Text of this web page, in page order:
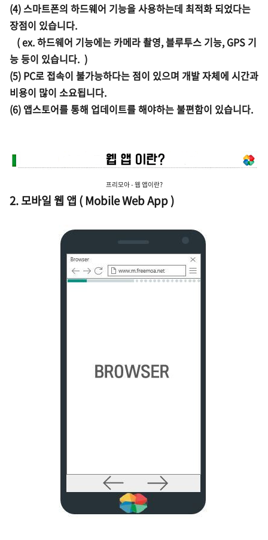
(4) 스마트폰의 하드웨어 기능을 사용하는데 최적화 되었다는
장점이 있습니다.
( ex. 하드웨어 기능에는 카메라 촬영, 블루투스 기능, GPS 기
능 등이 있습니다. )
(5) PC로 접속이 불가능하다는 점이 있으며 개발 자체에 시간과
비용이 많이 소요됩니다.
(6) 앱스토어를 통해 업데이트를 해야하는 불편함이 있습니다.
프리모아 - 웹 앱이란?
2. 모바일 웹 앱 ( Mobile Web App )